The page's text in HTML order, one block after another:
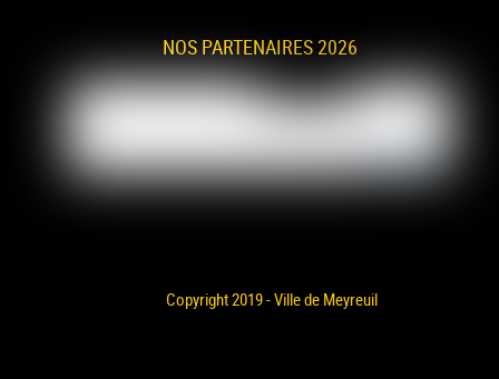
NOS PARTENAIRES 2026
Copyright 2019 - Ville de Meyreuil